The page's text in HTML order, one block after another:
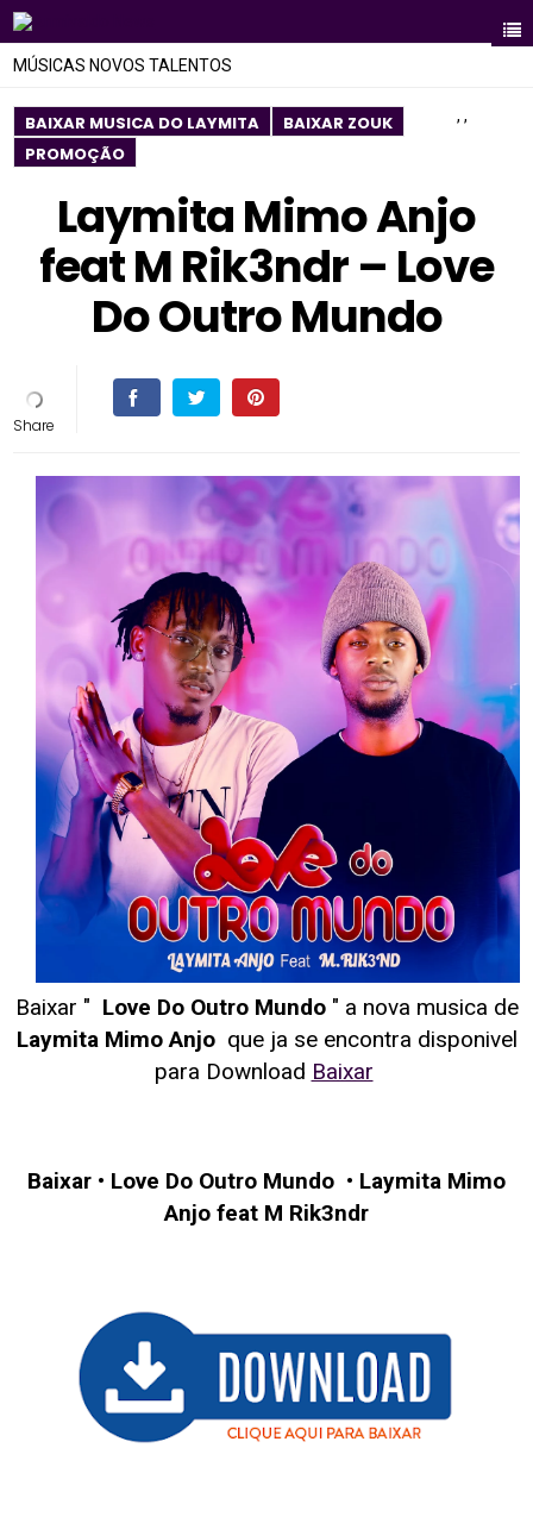
MÚSICAS NOVOS TALENTOS
BAIXAR MUSICA DO LAYMITA ,
BAIXAR ZOUK ,
PROMOÇÃO
Laymita Mimo Anjo
feat M Rik3ndr – Love
Do Outro Mundo
Baixar " Love Do Outro Mundo" a nova musica de
Laymita Mimo Anjo que ja se encontra disponivel
para Download Baixar
Baixar • Love Do Outro Mundo • Laymita Mimo
Anjo feat M Rik3ndr